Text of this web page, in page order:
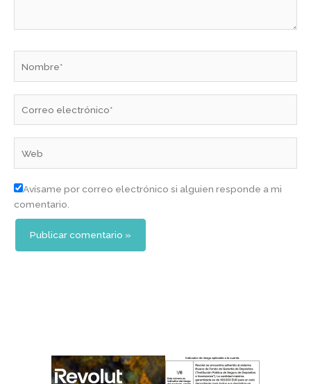
electrónico*
Avísame por correo electrónico si alguien responde a mi
comentario.